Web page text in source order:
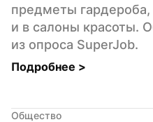
предметы
и в салоны красоты.
из опроса SuperJob.
Подробнее >
Общество